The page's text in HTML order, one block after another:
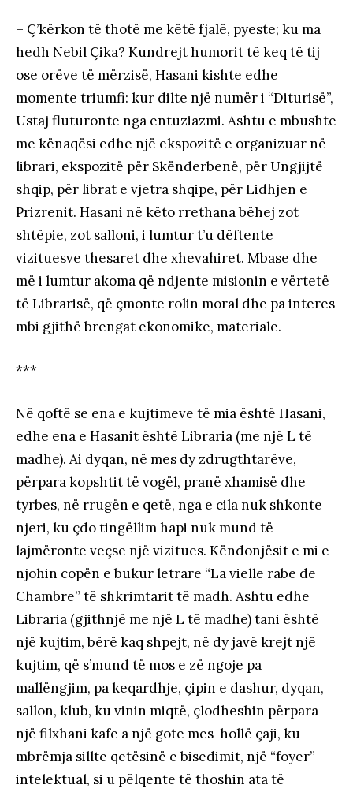
– Ç’kërkon të thotë me këtë fjalë, pyeste; ku ma
hedh Nebil Çika? Kundrejt humorit të keq të tij
ose orëve të mërzisë, Hasani kishte edhe
momente triumfi: kur dilte një numër i “Diturisë”,
Ustaj fluturonte nga entuziazmi. Ashtu e mbushte
me kënaqësi edhe një ekspozitë e organizuar në
librari, ekspozitë për Skënderbenë, për Ungjijtë
shqip, për librat e vjetra shqipe, për Lidhjen e
Prizrenit. Hasani në këto rrethana bëhej zot
shtëpie, zot salloni, i lumtur t’u dëftente
vizituesve thesaret dhe xhevahiret. Mbase dhe
më i lumtur akoma që ndjente misionin e vërtetë
të Librarisë, që çmonte rolin moral dhe pa interes
mbi gjithë brengat ekonomike, materiale.
***
Në qoftë se ena e kujtimeve të mia është Hasani,
edhe ena e Hasanit është Libraria (me një L të
madhe). Ai dyqan, në mes dy zdrugthtarëve,
përpara kopshtit të vogël, pranë xhamisë dhe
tyrbes, në rrugën e qetë, nga e cila nuk shkonte
njeri, ku çdo tingëllim hapi nuk mund të
lajmëronte veçse një vizitues. Këndonjësit e mi e
njohin copën e bukur letrare “La vielle rabe de
Chambre” të shkrimtarit të madh. Ashtu edhe
Libraria (gjithnjë me një L të madhe) tani është
një kujtim, bërë kaq shpejt, në dy javë krejt një
kujtim, që s’mund të mos e zë ngoje pa
mallëngjim, pa keqardhje, çipin e dashur, dyqan,
sallon, klub, ku vinin miqtë, çlodheshin përpara
një filxhani kafe a një gote mes-hollë çaji, ku
mbrëmja sillte qetësinë e bisedimit, një “foyer”
intelektual, si u pëlqente të thoshin ata të